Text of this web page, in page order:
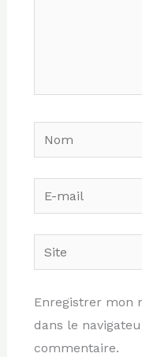
Nom
E-
mail
Site
Enregistrer mon
dans le
commentaire.